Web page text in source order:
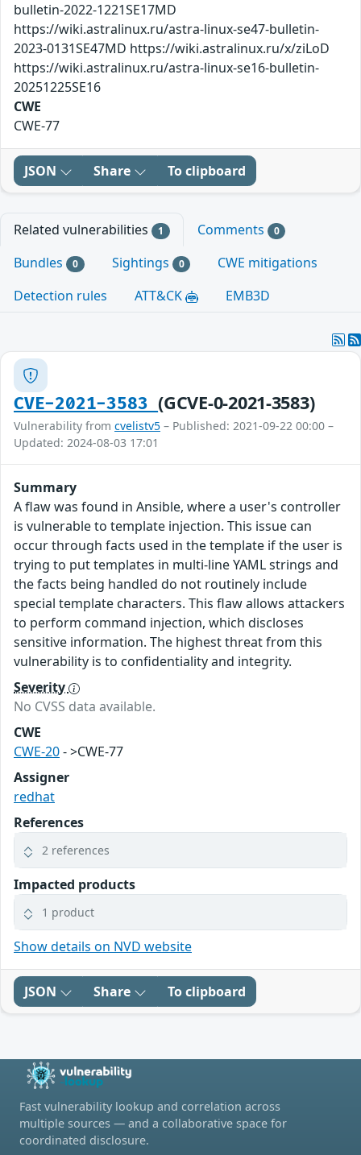
bulletin-2022-1221SE17MD
https://wiki.astralinux.ru/astra-linux-se47-bulletin-
2023-0131SE47MD https://wiki.astralinux.ru/x/ziLoD
https://wiki.astralinux.ru/astra-linux-se16-bulletin-
20251225SE16
CWE
CWE-77
JSON Share To clipboard
Related vulnerabilities 1 Comments 0
Bundles 0 Sightings 0
CWE mitigations
Detection rules
ATT&CK EMB3D
CVE-2021-3583(GCVE-0-2021-3583)
Vulnerability from cvelistv5 – Published: 2021-09-22 00:00 –
Updated: 2024-08-03 17:01
Summary
A flaw was found in Ansible, where a user's controller
is vulnerable to template injection. This issue can
occur through facts used in the template if the user is
trying to put templates in multi-line YAML strings and
the facts being handled do not routinely include
special template characters. This flaw allows attackers
to perform command injection, which discloses
sensitive information. The highest threat from this
vulnerability is to confidentiality and integrity.
Severity
No CVSS data available.
CWE
CWE-20- >CWE-77
Assigner
redhat
References
2 references
Impacted products
1 product
Show details on NVD website
JSON Share To clipboard
Fast vulnerability lookup and correlation across
multiple sources — and a collaborative space for
coordinated disclosure.